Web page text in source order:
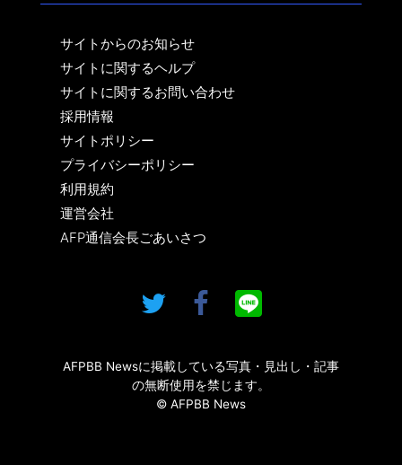
サイトからのお知らせ
サイトに関するヘルプ
サイトに関するお問い合わせ
採用情報
サイトポリシー
プライバシーポリシー
利用規約
運営会社
AFP通信会長ごあいさつ
AFPBB Newsに掲載している写真・見出し・記事
の無断使用を禁じます。
© AFPBB News